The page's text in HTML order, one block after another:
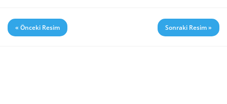
« Önceki Resim Sonraki Resim »